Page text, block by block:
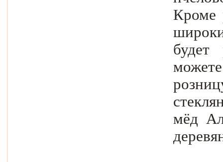
Кроме
мёд